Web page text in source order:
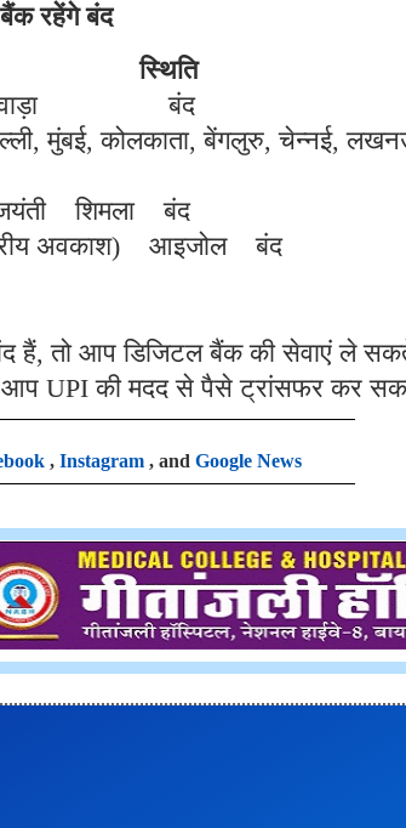
रहेंगे बंद
स्थिति
बंद
मुंबई, कोलकाता, बेंगलुरु, चेन्नई,
शिमला बंद
अवकाश) आइजोल बंद
हैं, तो आप डिजिटल बैंक की सेवाएं ले
आप UPI की मदद से पैसे ट्रांसफर कर
, Instagram , and Google News